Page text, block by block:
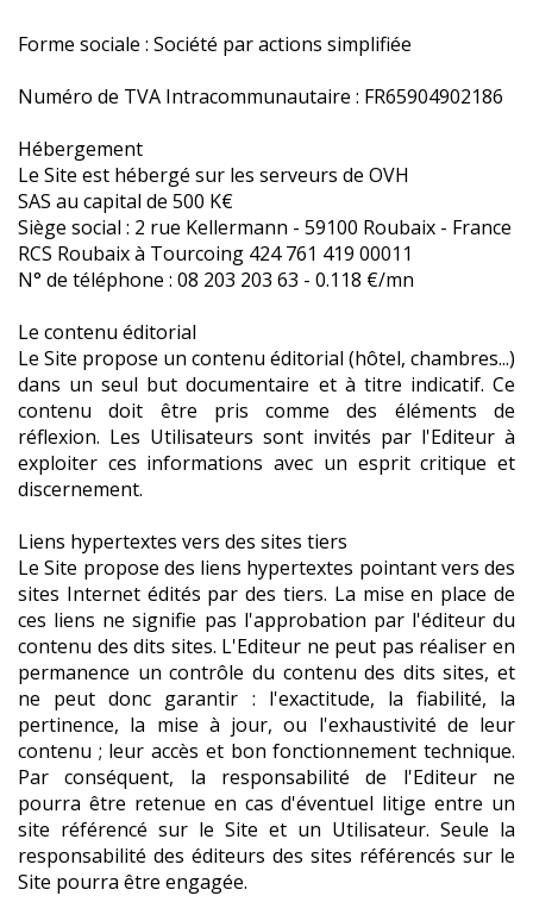
Forme sociale : Société par actions simplifiée
Numéro de TVA Intracommunautaire : FR65904902186
Hébergement
Le Site est hébergé sur les serveurs de OVH
SAS au capital de 500 K€
Siège social : 2 rue Kellermann - 59100 Roubaix - France
RCS Roubaix à Tourcoing 424 761 419 00011
N° de téléphone : 08 203 203 63 - 0.118 €/mn
Le contenu éditorial
Le Site propose un contenu éditorial (hôtel, chambres...)
dans un seul but documentaire et à titre indicatif. Ce
contenu doit être pris comme des éléments de
réflexion. Les Utilisateurs sont invités par l'Editeur à
exploiter ces informations avec un esprit critique et
discernement.
Liens hypertextes vers des sites tiers
Le Site propose des liens hypertextes pointant vers des
sites Internet édités par des tiers. La mise en place de
ces liens ne signifie pas l'approbation par l'éditeur du
contenu des dits sites. L'Editeur ne peut pas réaliser en
permanence un contrôle du contenu des dits sites, et
ne peut donc garantir : l'exactitude, la fiabilité, la
pertinence, la mise à jour, ou l'exhaustivité de leur
contenu ; leur accès et bon fonctionnement technique.
Par conséquent, la responsabilité de l'Editeur ne
pourra être retenue en cas d'éventuel litige entre un
site référencé sur le Site et un Utilisateur. Seule la
responsabilité des éditeurs des sites référencés sur le
Site pourra être engagée.